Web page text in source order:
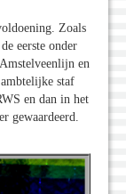
Zoals
eerste onder
en
staf
en dan in het
gewaardeerd.